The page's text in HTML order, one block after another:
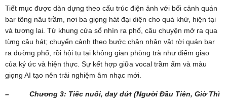
Tiết mục được dàn dựng theo cấu trúc điện ảnh với bối cảnh quán
bar tông nâu trầm, nơi ba giọng hát đại diện cho quá khứ, hiện tại
và tương lai. Từ khung cửa sổ nhìn ra phố, câu chuyện mở ra qua
từng câu hát; chuyển cảnh theo bước chân nhân vật rời quán bar
ra đường phố, rồi hội tụ tại không gian phòng trà như điểm giao
của ký ức và hiện thực. Sự kết hợp giữa vocal trầm ấm và màu
giọng AI tạo nên trải nghiệm âm nhạc mới.
– Chương 3: Tiếc nuối, day dứt (Người Đầu Tiên, Giờ Thì